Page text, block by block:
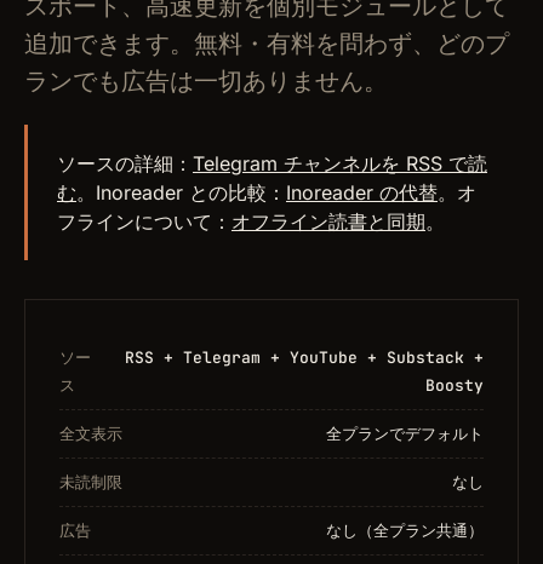
スポート、高速更新を個別モジュールとして
追加できます。無料・有料を問わず、どのプ
ランでも広告は一切ありません。
ソースの詳細： Telegram チャンネルを RSS で読
む。Inoreader との比較： Inoreader の代替。オ
フラインについて： オフライン読書と同期。
ソー
ス
RSS + Telegram + YouTube + Substack +
Boosty
全文表示 全プランでデフォルト
未読制限 なし
広告 なし（全プラン共通）